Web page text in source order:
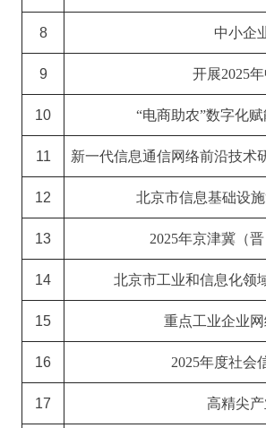
8 中小企
9 开展2025
10 “电商助农”数字化
11 新一代信息通信网络前沿技术
12 北京市信息基础设施
13 2025年京津冀（
14 北京市工业和信息化领
15 重点工业企业
16 2025年度社会
17 高精尖